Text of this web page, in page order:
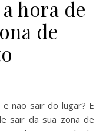
hora de
de
sair da sua zona de